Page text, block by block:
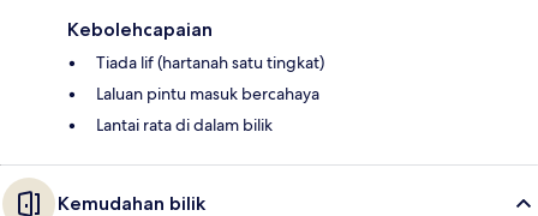
Kebolehcapaian
Tiada lif (hartanah satu tingkat)
Laluan pintu masuk bercahaya
Lantai rata di dalam bilik
Kemudahan bilik